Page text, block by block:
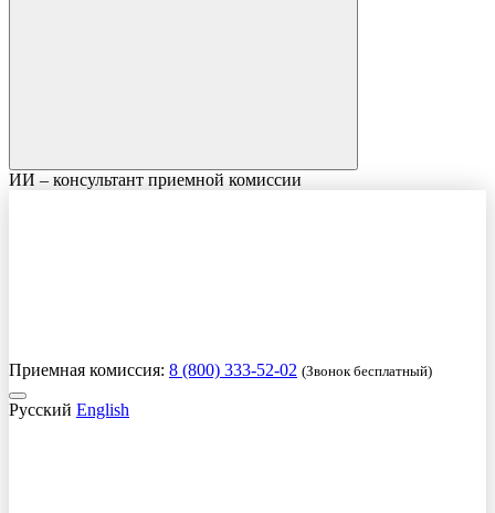
ИИ – консультант приемной комиссии
Приемная комиссия: 8 (800) 333-52-02 (Звонок бесплатный)
Русский English